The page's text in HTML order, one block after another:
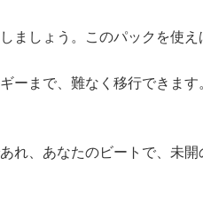
しょう。このパックを使
まで、難なく移行できま
、あなたのビートで、未